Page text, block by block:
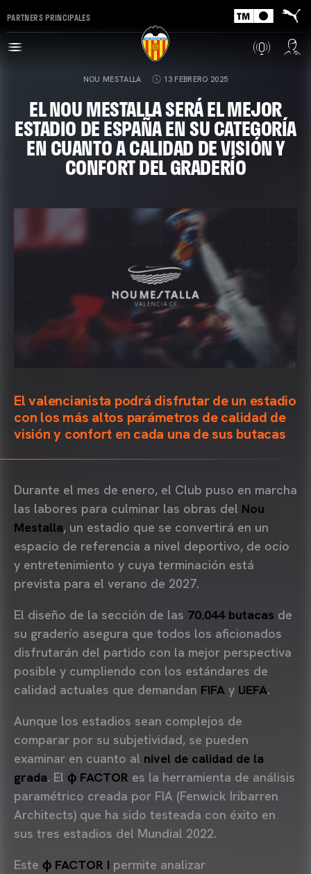
PARTNERS PRINCIPALES
NOU MESTALLA 13 FEBRERO 2025
EL NOU MESTALLA SERÁ EL MEJOR
ESTADIO DE ESPAÑA EN SU CATEGORÍA
EN CUANTO A CALIDAD DE VISIÓN Y
CONFORT DEL GRADERÍO
El valencianista podrá disfrutar de un estadio
con los más altos parámetros de calidad de
visión y confort en cada una de sus butacas
Durante el mes de enero, el Club puso en marcha
las labores para culminar las obras del Nou
Mestalla, un estadio que se convertirá en un
espacio de referencia a nivel deportivo, de ocio
y entretenimiento y cuya terminación está
prevista para el verano de 2027.
El diseño de la sección de las 70.044 butacas de
su graderío asegura que todos los aficionados
disfrutarán del partido con la mejor perspectiva
posible y cumpliendo con los estándares de
calidad actuales que demandan FIFA y UEFA.
Aunque los estadios sean complejos de
comparar por su subjetividad, se pueden
examinar en cuanto al nivel de calidad de la
grada. El ɸ FACTOR es la herramienta de análisis
paramétrico creada por FIA (Fenwick Iribarren
Architects) que ha sido testeada con éxito en
sus tres estadios del Mundial 2022.
Este ɸ FACTOR I permite analizar